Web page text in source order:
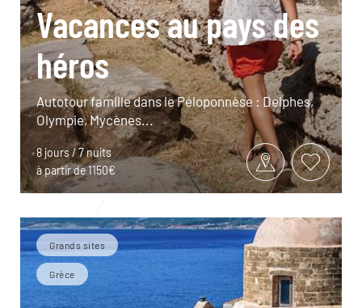
Vacances au pays des
héros
Autotour famille dans le Péloponnèse : Delphes,
Olympie, Mycènes...
8 jours / 7 nuits
à partir de 1150€
Grands sites
Grèce